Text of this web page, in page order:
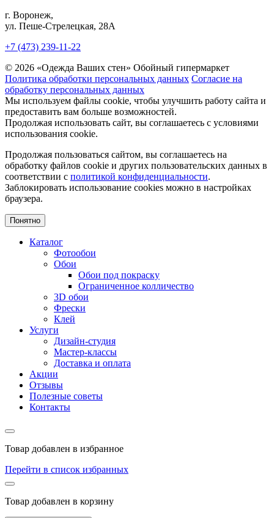
г. Воронеж,
ул. Пеше-Cтрелецкая, 28А
+7 (473) 239-11-22
© 2026 «Одежда Ваших стен» Обойный гипермаркет
Политика обработки персональных данных Согласие на
обработку персональных данных
Мы используем файлы cookie, чтобы улучшить работу сайта и
предоставить вам больше возможностей.
Продолжая использовать сайт, вы соглашаетесь с условиями
использования cookie.
Продолжая пользоваться сайтом, вы соглашаетесь на
обработку файлов cookie и других пользовательских данных в
соответствии с политикой конфиденциальности.
Заблокировать использование cookies можно в настройках
браузера.
Понятно
Каталог
Фотообои
Обои
Обои под покраску
Ограниченное колличество
3D обои
Фрески
Клей
Услуги
Дизайн-студия
Мастер-классы
Доставка и оплата
Акции
Отзывы
Полезные советы
Контакты
Товар добавлен в избранное
Перейти в список избранных
Товар добавлен в корзину